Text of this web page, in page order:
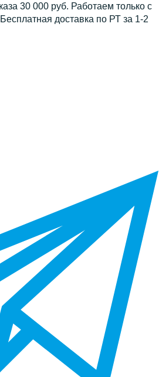
30 000 руб. Работаем только с
доставка по РТ за 1-2